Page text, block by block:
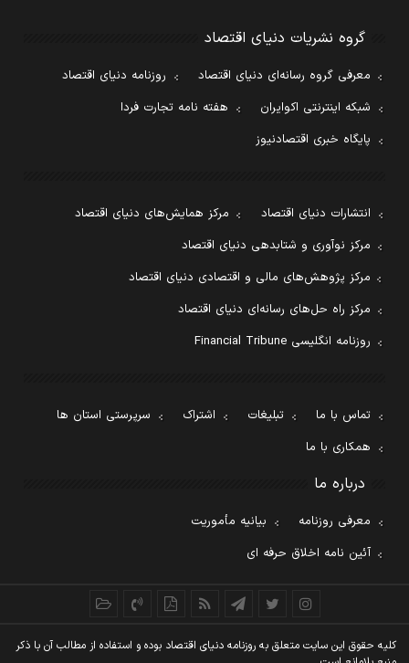
گروه نشریات دنیای اقتصاد
معرفی گروه رسانه‌ای دنیای اقتصاد
روزنامه دنیای اقتصاد
شبکه اینترنتی اکوایران
هفته نامه تجارت فردا
پایگاه خبری اقتصادنیوز
انتشارات دنیای اقتصاد
مرکز همایش‌های دنیای اقتصاد
مرکز نوآوری و شتابدهی دنیای اقتصاد
مرکز پژوهش‌های مالی و اقتصادی دنیای اقتصاد
مرکز راه حل‌های رسانه‌ای دنیای اقتصاد
روزنامه انگلیسی Financial Tribune
تماس با ما تبلیغات اشتراک
سرپرستی استان ها
همکاری با ما
درباره ما
معرفی روزنامه
بیانیه مأموریت
آئین نامه اخلاق حرفه ای
کليه حقوق اين سايت متعلق به روزنامه دنيای اقتصاد بوده و استفاده از مطالب آن با ذکر